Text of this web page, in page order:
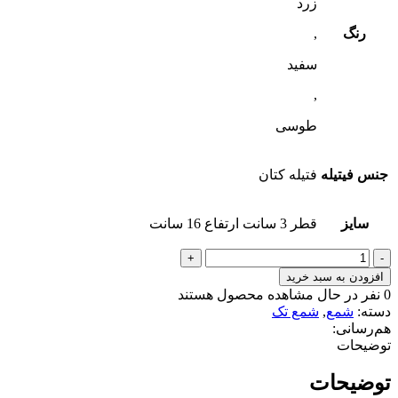
رنگ
,
سفید
,
طوسی
جنس فیتیله فتیله کتان
سایز قطر 3 سانت ارتفاع 16 سانت
شمع
قلمی
شیار
دار
عدد
افزودن به سبد خرید
0 نفر در حال مشاهده محصول هستند
دسته: شمع, شمع تک
هم‌رسانی:
توضیحات
توضیحات